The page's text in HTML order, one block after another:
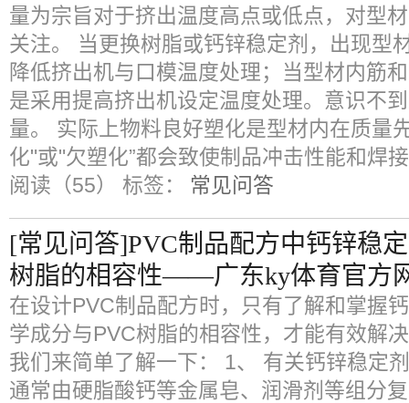
量为宗旨对于挤出温度高点或低点，对型
关注。 当更换树脂或钙锌稳定剂，出现型
降低挤出机与口模温度处理；当型材内筋
是采用提高挤出机设定温度处理。意识不
量。 实际上物料良好塑化是型材内在质量
化"或"欠塑化”都会致使制品冲击性能和焊
阅读（55） 标签： 常见问答
[常见问答]PVC制品配方中钙锌稳
树脂的相容性——广东ky体育官方
在设计PVC制品配方时，只有了解和掌握
学成分与PVC树脂的相容性，才能有效解
我们来简单了解一下： 1、 有关钙锌稳定
通常由硬脂酸钙等金属皂、润滑剂等组分